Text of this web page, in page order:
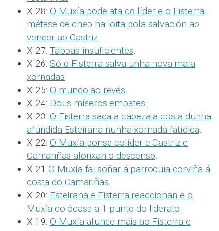
X.28: O Muxía pode ata co líder e o Fisterra
métese de cheo na loita pola salvación ao
vencer ao Castriz.
X.27: Táboas insuficientes.
X.26: Só o Fisterra salva unha nova mala
xornadas.
X.25: O mundo ao revés.
X.24: Dous míseros empates.
X.23: O Fisterra saca a cabeza a costa dunha
afundida Esteirana nunha xornada fatídica.
X.22: O Muxía ponse colíder e Castriz e
Camariñas alonxan o descenso.
X.21 O Muxía fai soñar á parroquia corviña á
costa do Camariñas.
X.20: Esteirana e Fisterra reaccionan e o
Muxía colócase a 1 punto do liderato.
X.19: O Muxía afunde máis ao Fisterra e